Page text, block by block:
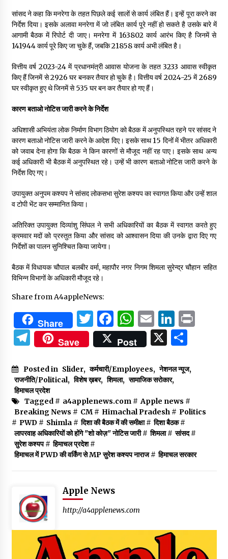
सांसद ने कहा कि मनरेगा के तहत पिछले कई सालों से कार्य लंबित हैं। इन्हें पूरा करने का
निर्देश दिया। इसके अलावा मनरेगा में जो लंबित कार्य पूरे नहीं हो सकते है उसके बारे में
आगामी बैठक में रिपोर्ट दी जाए। मनरेगा में 163802 कार्य आरंभ किए है जिनमें से
141944 कार्य पूरे किए जा चुके हैं, जबकि 21858 कार्य अभी लंबित है।
वित्तीय वर्ष 2023-24 में प्रधानमंत्री आवास योजना के तहत 3233 आवास स्वीकृत
किए हैं जिनमें से 2926 घर बनकर तैयार हो चुके है। वित्तीय वर्ष 2024-25 में 2689
घर स्वीकृत हुए थे जिनमें से 535 घर बन कर तैयार हो गए हैं।
कारण बताओ नोटिस जारी करने के निर्देश
अधिशासी अभियंता लोक निर्माण विभाग ठियोग को बैठक में अनुपस्थित रहने पर सांसद ने
कारण बताओ नोटिस जारी करने के आदेश दिए। इसके साथ 15 दिनों में भीतर अधिकारी
को जवाब देना होगा कि बैठक ने किन कारणों से मौजूद नहीं रह पाए। इसके साथ अन्य
कई अधिकारी भी बैठक में अनुपस्थित रहे। उन्हें भी कारण बताओ नोटिस जारी करने के
निर्देश दिए गए।
उपायुक्त अनुपम कश्यप ने सांसद लोकसभा सुरेश कश्यप का स्वागत किया और उन्हें शाल
व टोपी भेंट कर सम्मानित किया।
अतिरिक्त उपायुक्त दिव्यांशु सिंघल ने सभी अधिकारियों का बैठक में स्वागत करते हुए
क्रमवार मदों को प्रस्तुत किया और सांसद को आश्वासन दिया की उनके द्वारा दिए गए
निर्देशों का पालन सुनिश्चित किया जायेगा।
बैठक में विधायक चौपाल बलबीर वर्मा, महापौर नगर निगम शिमला सुरेन्द्र चौहान सहित
विभिन्न विभागों के अधिकारी मौजूद रहे।
Share from A4appleNews:
Share Twitter
Facebook
WhatsApp
Email
Telegram
Save Post X
Posted in Slider, कर्मचारी/Employees, नेशनल न्यूज,
राजनीति/Political, विशेष ख़बर, शिमला, सामाजिक सरोकार,
हिमाचल प्रदेश
Tagged # a4applenews.com# Apple news #
Breaking News # CM# Himachal Pradesh# Politics
# PWD# Shimla# दिशा की बैठक में की समीक्षा# दिशा बैठक#
लापरवाह अधिकारियों को होंगे "शो कोज़" नोटिस जारी# शिमला# सांसद#
सुरेश कश्यप# हिमाचल प्रदेश#
हिमाचल में PWD की वर्किंग से MP सुरेश कश्यप नाराज# हिमाचल सरकार
Apple News
http://a4applenews.com